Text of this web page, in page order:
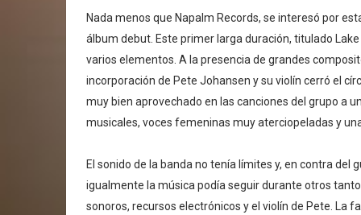
Nada menos que Napalm Records, se interesó por
álbum debut. Este primer larga duración, titulado
varios elementos. A la presencia de grandes
incorporación de Pete Johansen y su violín cerró el
muy bien aprovechado en las canciones del grupo a
musicales, voces femeninas muy aterciopeladas y
El sonido de la banda no tenía límites y, en contra
igualmente la música podía seguir durante otros
sonoros, recursos electrónicos y el violín de Pete. La